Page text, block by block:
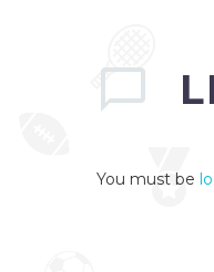
You must be